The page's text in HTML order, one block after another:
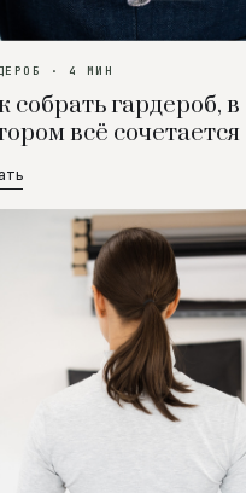
· 4 МИН
собрать гардероб, в
всё сочетается